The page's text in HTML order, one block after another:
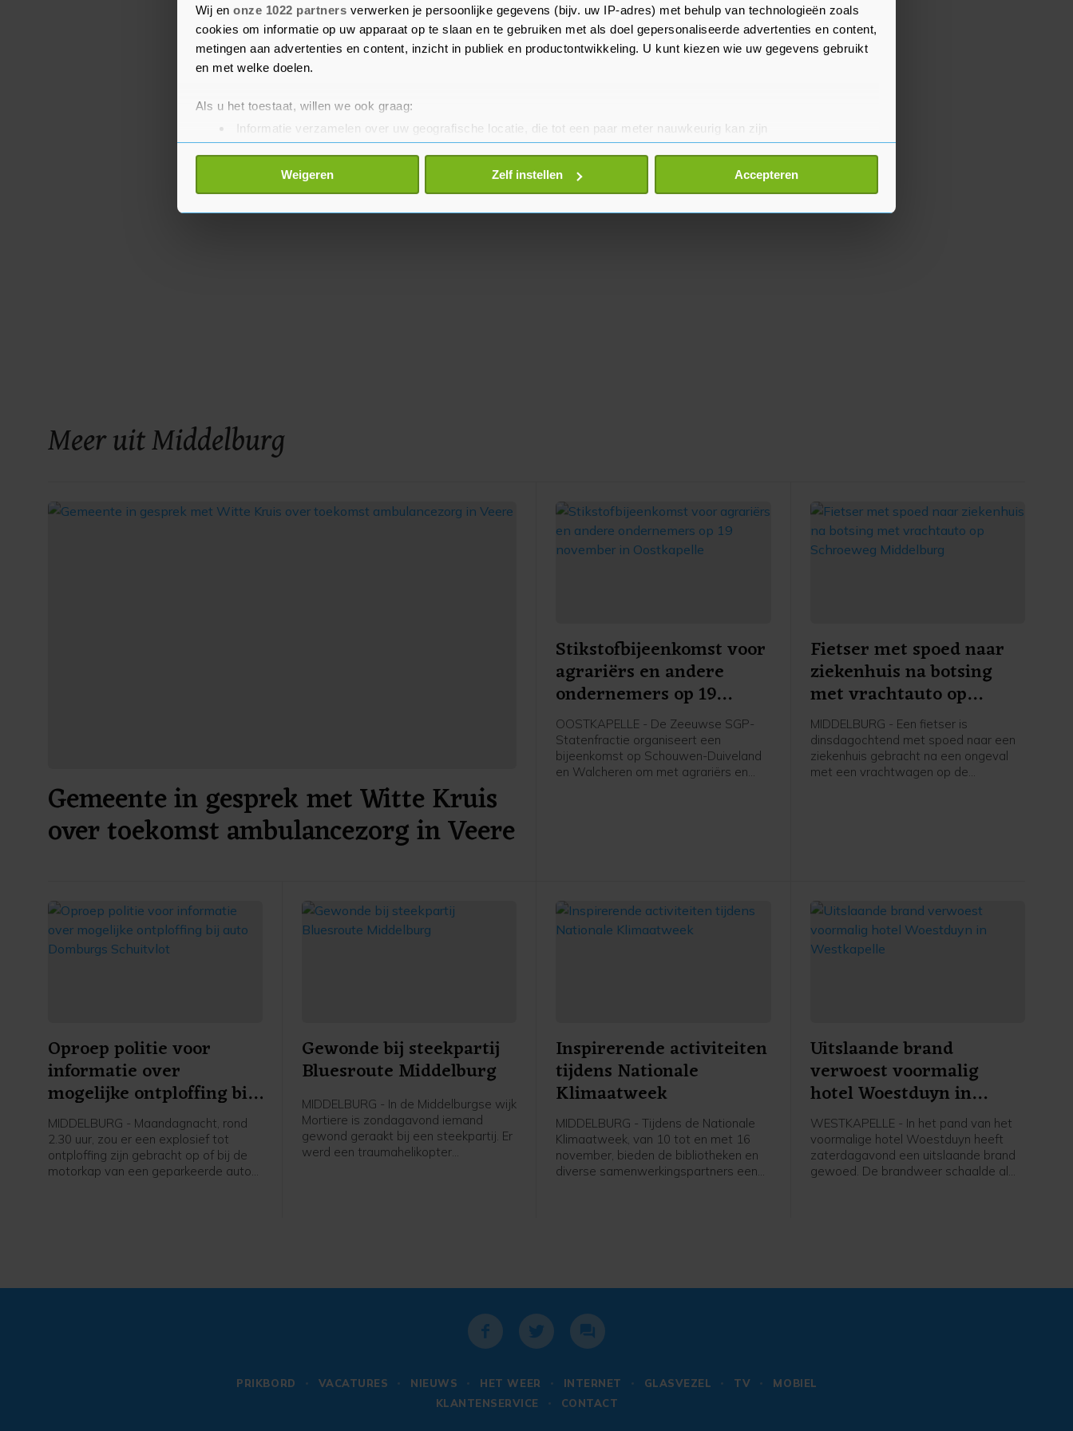
Wij en onze 1022 partners verwerken je persoonlijke gegevens (bijv. uw IP-adres) met behulp van technologieën zoals
cookies om informatie op uw apparaat op te slaan en te gebruiken met als doel gepersonaliseerde advertenties en content,
metingen aan advertenties en content, inzicht in publiek en productontwikkeling. U kunt kiezen wie uw gegevens gebruikt
en met welke doelen.
Als u het toestaat, willen we ook graag:
Informatie verzamelen over uw geografische locatie, die tot een paar meter nauwkeurig kan zijn
Uw apparaat identificeren door het actief te scannen op specifieke eigenschappen (fingerprinting)
Lees meer over hoe uw persoonlijke gegevens worden verwerkt en stel uw voorkeuren in het
detailgedeelte
toestemming op elk moment wijzigen of intrekken in de Cookieverklaring.
Weigeren Zelf instellen Accepteren
Waardoor de automobilist in de berm belandde, is niet
bekend.
Meer uit Middelburg
Gemeente in gesprek met Witte Kruis
over toekomst ambulancezorg in Veere
Stikstofbijeenkomst voor
agrariërs en andere
ondernemers op 19
november in Oostkapelle
OOSTKAPELLE - De Zeeuwse SGP-
Statenfractie organiseert een
bijeenkomst op Schouwen-Duiveland
en Walcheren om met agrariërs en
Fietser met spoed naar
ziekenhuis na botsing
met vrachtauto op
Schroeweg Middelburg
MIDDELBURG - Een fietser is
dinsdagochtend met spoed naar een
ziekenhuis gebracht na een ongeval
met een vrachtwagen op de
Oproep politie voor
informatie over
mogelijke ontploffing bij
auto Domburgs
Schuitvlot
MIDDELBURG - Maandagnacht, rond
2.30 uur, zou er een explosief tot
ontploffing zijn gebracht op of bij de
motorkap van een geparkeerde auto
Gewonde bij steekpartij
Bluesroute Middelburg
MIDDELBURG - In de Middelburgse wijk
Mortiere is zondagavond iemand
gewond geraakt bij een steekpartij. Er
werd een traumahelikopter
opgeroepen. De komst hiervan werd
rond 20.00 uur geannuleerd. Er hoefde
na een medische check niemand mee
hebben een verdachte aangehouden.
Deze is overgebracht naar een
politiecellencomplex. Een deel van de
Inspirerende activiteiten
tijdens Nationale
Klimaatweek
MIDDELBURG - Tijdens de Nationale
Klimaatweek, van 10 tot en met 16
november, bieden de bibliotheken en
diverse samenwerkingspartners een
Uitslaande brand
verwoest voormalig
hotel Woestduyn in
Westkapelle
WESTKAPELLE - In het pand van het
voormalige hotel Woestduyn heeft
zaterdagavond een uitslaande brand
gewoed. De brandweer schaalde al
PRIKBORD VACATURES NIEUWS HET WEER INTERNET GLASVEZEL TV
MOBIEL
KLANTENSERVICE
CONTACT